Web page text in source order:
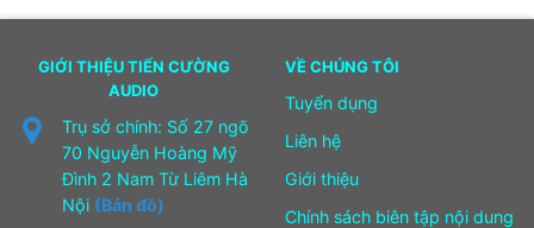
GIỚI THIỆU TIẾN CƯỜNG
AUDIO
Trụ sở chính: Số 27 ngõ
70 Nguyễn Hoàng Mỹ
Đình 2 Nam Từ Liêm Hà
Nội (Bản đồ)
VỀ CHÚNG TÔI
Tuyển dụng
Liên hệ
Giới thiệu
Chính sách biên tập nội dung